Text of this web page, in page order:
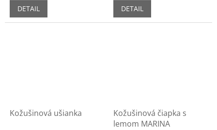
DETAIL DETAIL
Kožušinová ušianka
Kožušinová čiapka s
lemom MARINA